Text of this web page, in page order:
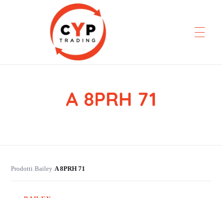
CYP TradingA 8PRH 71
Prodotti›Bailey›A 8PRH 71